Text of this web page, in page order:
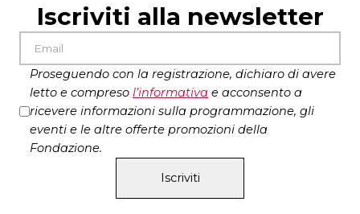
nell’ambito di EPIFANIE. ARGOT-Visioni di futuro
tra passato e presente
Iscriviti alla newsletter
Proseguendo con la registrazione, dichiaro di avere
letto e compreso l’informativa e acconsento a
ricevere informazioni sulla programmazione, gli
eventi e le altre offerte promozioni della
Fondazione.
Iscriviti